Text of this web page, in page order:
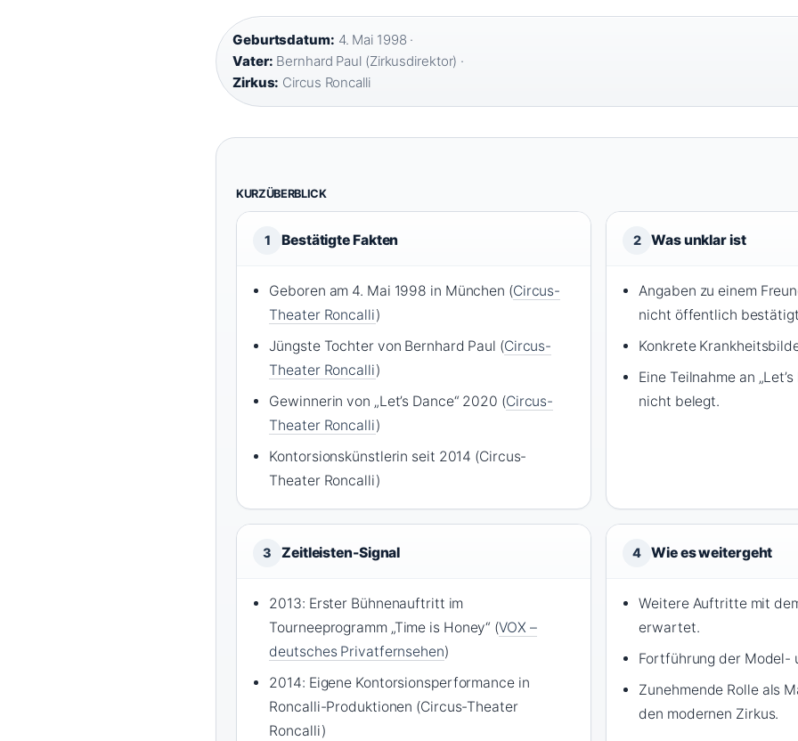
Geburtsdatum: 4. Mai 1998 ·
Vater: Bernhard Paul (Zirkusdirektor) ·
Zirkus: Circus Roncalli
KURZÜBERBLICK
1 Bestätigte Fakten
Geboren am 4. Mai 1998 in München (Circus-
Theater Roncalli)
Jüngste Tochter von Bernhard Paul (Circus-
Theater Roncalli)
Gewinnerin von „Let’s Dance“ 2020 (Circus-
Theater Roncalli)
Kontorsionskünstlerin seit 2014 (Circus-
Theater Roncalli)
2 Was unklar ist
Angaben zu einem
nicht öffentlich
Konkrete
Eine Teilnahme an
nicht belegt.
3 Zeitleisten-Signal
2013: Erster Bühnenauftritt im
Tourneeprogramm „Time is Honey“ (VOX –
deutsches Privatfernsehen)
2014: Eigene Kontorsionsperformance in
Roncalli-Produktionen (Circus-Theater
Roncalli)
4 Wie es weitergeht
Weitere Auftritte mit
erwartet.
Fortführung der Model-
Zunehmende Rolle als
den modernen Zirkus.